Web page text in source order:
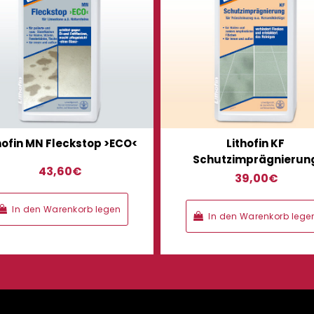
MN Fleckstop >ECO<
€
43,60
In den Warenkorb legen
Lithofin KF
€
39,00
In den Warenkorb